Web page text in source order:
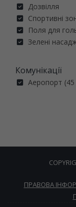
Дозвілля
Спортивні
Поля для
Зелені
Комунікації
Аеропорт (45
ПРАВОВА